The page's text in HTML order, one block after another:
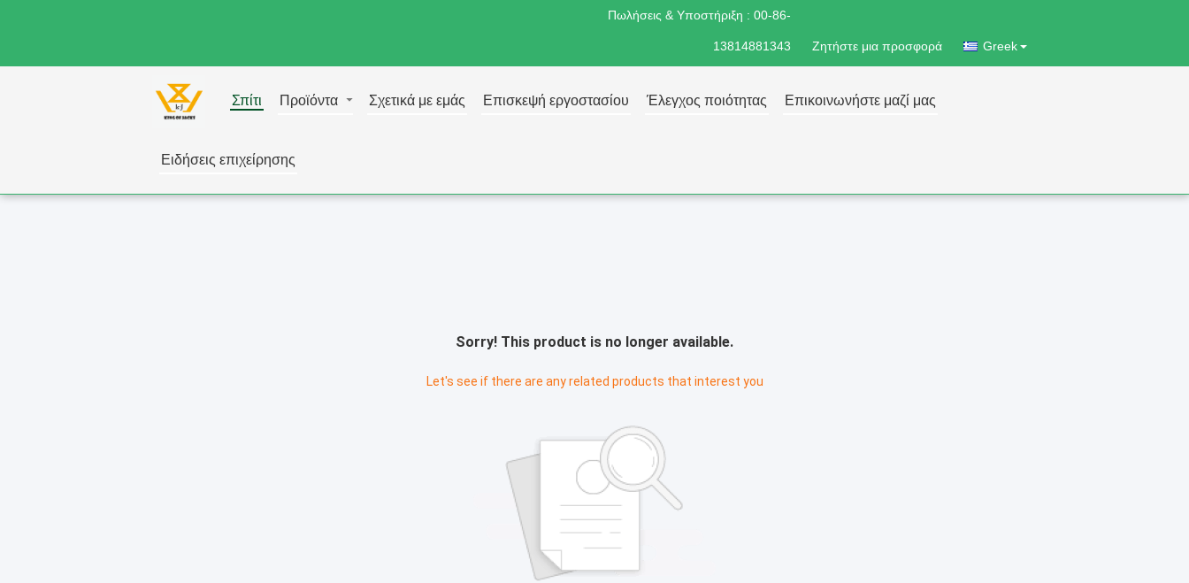
Πωλήσεις & Υποστήριξη : 00-86-
13814881343 Ζητήστε μια προσφορά Greek
Σπίτι Προϊόντα Σχετικά με εμάς Επισκεψή εργοστασίου Έλεγχος ποιότητας Επικοινωνήστε μαζί μας
Ειδήσεις επιχείρησης
Sorry! This product is no longer available.
Let's see if there are any related products that interest you